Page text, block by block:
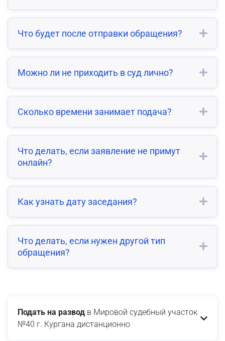
Что будет после отправки обращения?
Можно ли не приходить в суд лично?
Сколько времени занимает подача?
Что делать, если заявление не примут
онлайн?
Как узнать дату заседания?
Что делать, если нужен другой тип
обращения?
Подать на развод в Мировой судебный участок
№40 г. Кургана дистанционно